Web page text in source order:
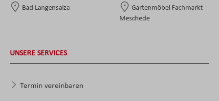
Bad Langensalza
Gartenmöbel Fachmarkt
Meschede
UNSERE SERVICES
Termin vereinbaren